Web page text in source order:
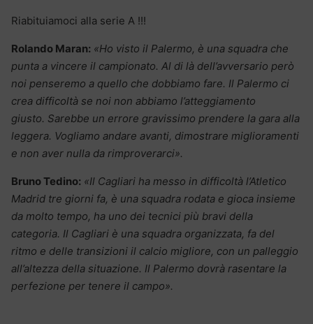
Riabituiamoci alla serie A !!!
Rolando Maran: «Ho visto il Palermo, è una squadra che
punta a vincere il campionato. Al di là dell’avversario però
noi penseremo a quello che dobbiamo fare. Il Palermo ci
crea difficoltà se noi non abbiamo l’atteggiamento
giusto. Sarebbe un errore gravissimo prendere la gara alla
leggera. Vogliamo andare avanti, dimostrare miglioramenti
e non aver nulla da rimproverarci».
Bruno Tedino: «Il Cagliari ha messo in difficoltà l’Atletico
Madrid tre giorni fa, è una squadra rodata e gioca insieme
da molto tempo, ha uno dei tecnici più bravi della
categoria. Il Cagliari è una squadra organizzata, fa del
ritmo e delle transizioni il calcio migliore, con un palleggio
all’altezza della situazione. Il Palermo dovrà rasentare la
perfezione per tenere il campo».